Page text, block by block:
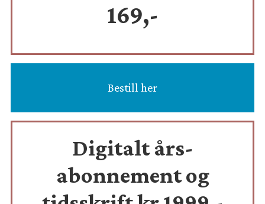
169,-
Bestill her
Digitalt års-
abonnement og